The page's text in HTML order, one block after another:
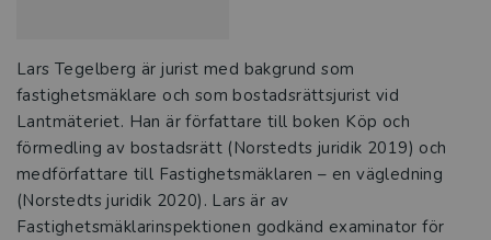
Lars Tegelberg är jurist med bakgrund som
fastighetsmäklare och som bostadsrättsjurist vid
Lantmäteriet. Han är författare till boken Köp och
förmedling av bostadsrätt (Norstedts juridik 2019) och
medförfattare till Fastighetsmäklaren – en vägledning
(Norstedts juridik 2020). Lars är av
Fastighetsmäklarinspektionen godkänd examinator för